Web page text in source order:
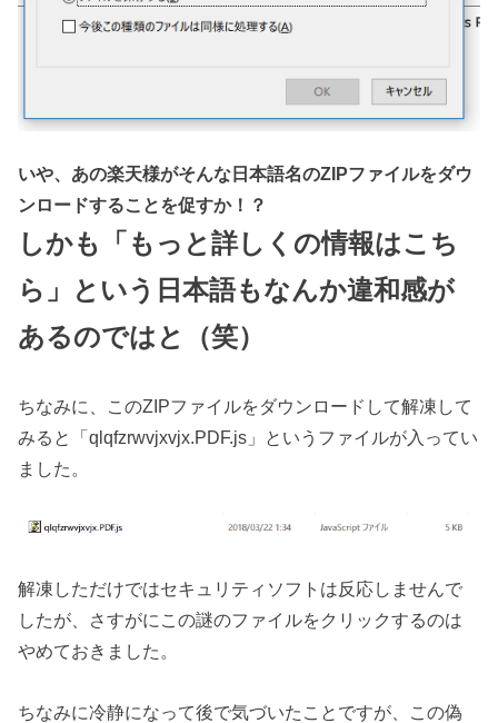
いや、あの楽天様がそんな日本語名のZIPファイルをダウ
ンロードすることを促すか！？
しかも「もっと詳しくの情報はこち
ら」という日本語もなんか違和感が
あるのではと（笑）
ちなみに、このZIPファイルをダウンロードして解凍して
みると「qlqfzrwvjxvjx.PDF.js」というファイルが入ってい
ました。
解凍しただけではセキュリティソフトは反応しませんで
したが、さすがにこの謎のファイルをクリックするのは
やめておきました。
ちなみに冷静になって後で気づいたことですが、この偽